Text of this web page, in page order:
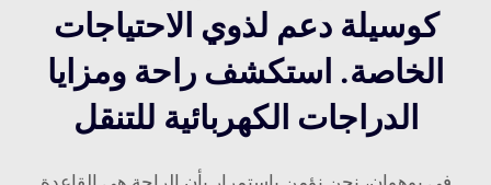
كوسيلة دعم لذوي الاحتياجات
الخاصة. استكشف راحة ومزايا
الدراجات الكهربائية للتنقل